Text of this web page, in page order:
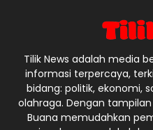
Tilik News adalah media
informasi terpercaya,
bidang: politik, ekonomi,
olahraga. Dengan
Buana memudahkan